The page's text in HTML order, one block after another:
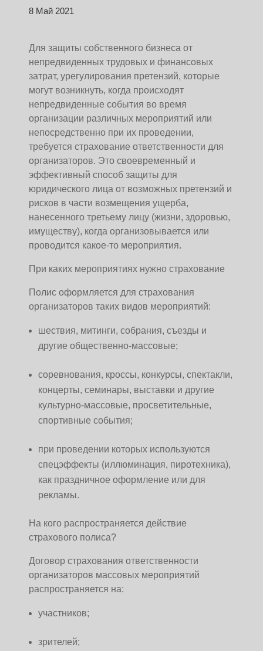
8 Май 2021
Для защиты собственного бизнеса от
непредвиденных трудовых и финансовых
затрат, урегулирования претензий, которые
могут возникнуть, когда происходят
непредвиденные события во время
организации различных мероприятий или
непосредственно при их проведении,
требуется страхование ответственности для
организаторов. Это своевременный и
эффективный способ защиты для
юридического лица от возможных претензий и
рисков в части возмещения ущерба,
нанесенного третьему лицу (жизни, здоровью,
имуществу), когда организовывается или
проводится какое-то мероприятия.
При каких мероприятиях нужно страхование
Полис оформляется для страхования
организаторов таких видов мероприятий:
шествия, митинги, собрания, съезды и
другие общественно-массовые;
соревнования, кроссы, конкурсы, спектакли,
концерты, семинары, выставки и другие
культурно-массовые, просветительные,
спортивные события;
при проведении которых используются
спецэффекты (иллюминация, пиротехника),
как праздничное оформление или для
рекламы.
На кого распространяется действие
страхового полиса?
Договор страхования ответственности
организаторов массовых мероприятий
распространяется на:
участников;
зрителей;